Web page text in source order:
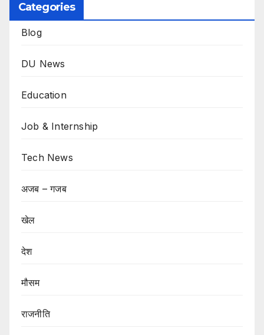
Categories
Blog
DU News
Education
Job & Internship
Tech News
अजब – गजब
खेल
देश
मौसम
राजनीति